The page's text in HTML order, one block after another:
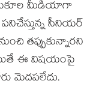
మీడియాగా
సీనియర్
తప్పుకున్నారని
ఈ విషయంపై
మెదపలేదు.